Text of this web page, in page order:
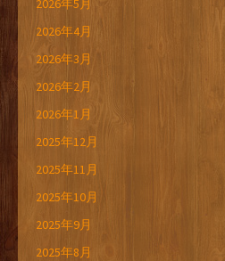
2026年5月
2026年4月
2026年3月
2026年2月
2026年1月
2025年12月
2025年11月
2025年10月
2025年9月
2025年8月